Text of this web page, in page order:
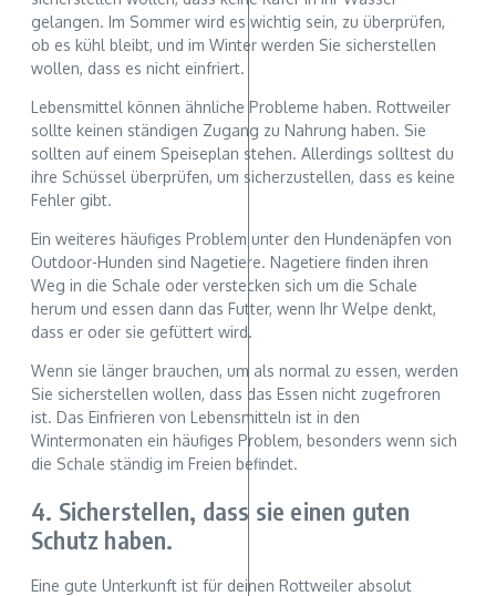
gelangen. Im Sommer wird es wichtig sein, zu überprüfen,
ob es kühl bleibt, und im Winter werden Sie sicherstellen
wollen, dass es nicht einfriert.
Lebensmittel können ähnliche Probleme haben. Rottweiler
sollte keinen ständigen Zugang zu Nahrung haben. Sie
sollten auf einem Speiseplan stehen. Allerdings solltest du
ihre Schüssel überprüfen, um sicherzustellen, dass es keine
Fehler gibt.
Ein weiteres häufiges Problem unter den Hundenäpfen von
Outdoor-Hunden sind Nagetiere. Nagetiere finden ihren
Weg in die Schale oder verstecken sich um die Schale
herum und essen dann das Futter, wenn Ihr Welpe denkt,
dass er oder sie gefüttert wird.
Wenn sie länger brauchen, um als normal zu essen, werden
Sie sicherstellen wollen, dass das Essen nicht zugefroren
ist. Das Einfrieren von Lebensmitteln ist in den
Wintermonaten ein häufiges Problem, besonders wenn sich
die Schale ständig im Freien befindet.
4. Sicherstellen, dass sie einen guten
Schutz haben.
Eine gute Unterkunft ist für deinen Rottweiler absolut